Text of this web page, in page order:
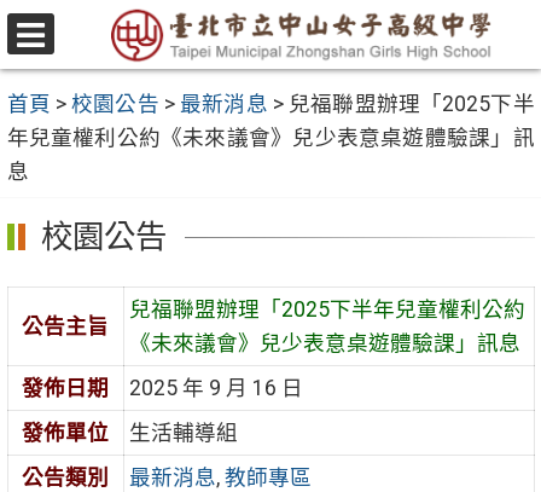
跳
至
要
內
容
區
選
單
首頁 >校園公告 > 最新消息 > 兒福聯盟辦理「2025下半
年兒童權利公約《未來議會》兒少表意桌遊體驗課」訊
息
校園公告
公告主旨
兒福聯盟辦理「2025下半年兒童權利公約
《未來議會》兒少表意桌遊體驗課」訊息
發佈日期
2025 年 9 月 16 日
發佈單位
生活輔導組
公告類別
最新消息, 教師專區